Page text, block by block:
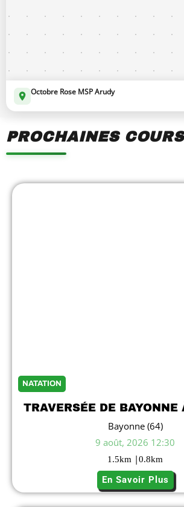
Octobre Rose MSP Arudy
PROCHAINES
NATATION
TRAVERSÉE DE BAYONNE
Bayonne (64)
9 août, 2026 12:30
1.5km |0.8km
En Savoir Plus
Showing